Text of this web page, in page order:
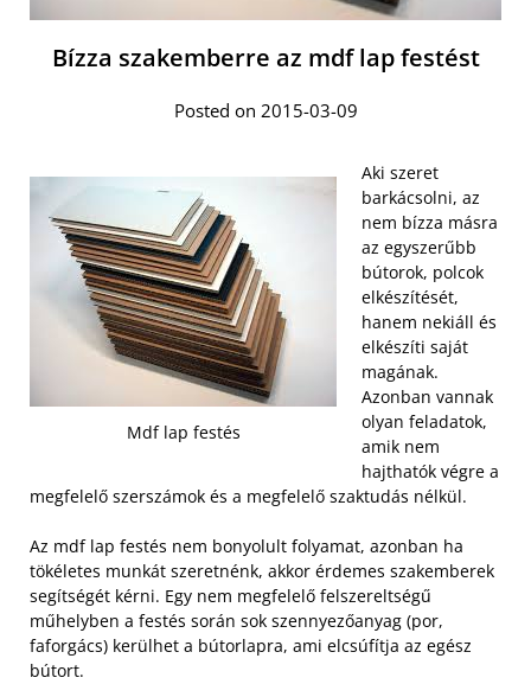
Bízza szakemberre az mdf lap festést
Posted on 2015-03-09
Mdf lap festés
Aki szeret
barkácsolni, az
nem bízza másra
az egyszerűbb
bútorok, polcok
elkészítését,
hanem nekiáll és
elkészíti saját
magának.
Azonban vannak
olyan feladatok,
amik nem
hajthatók végre a
megfelelő szerszámok és a megfelelő szaktudás nélkül.
Az mdf lap festés nem bonyolult folyamat, azonban ha
tökéletes munkát szeretnénk, akkor érdemes szakemberek
segítségét kérni. Egy nem megfelelő felszereltségű
műhelyben a festés során sok szennyezőanyag (por,
faforgács) kerülhet a bútorlapra, ami elcsúfítja az egész
bútort.